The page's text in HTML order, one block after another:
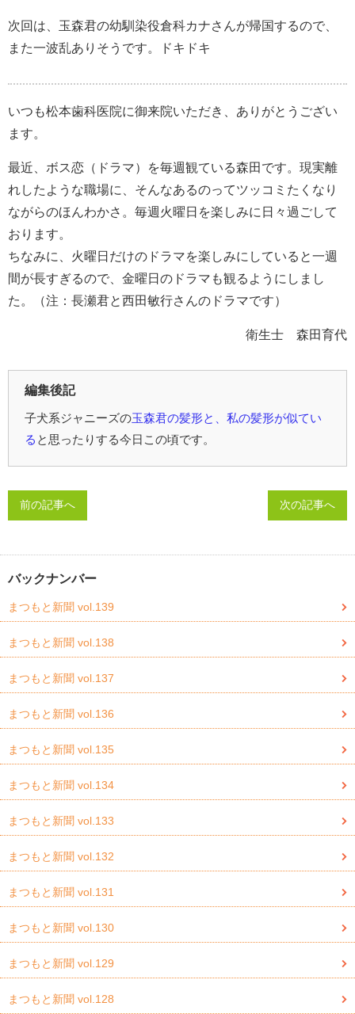
次回は、玉森君の幼馴染役倉科カナさんが帰国するので、
また一波乱ありそうです。ドキドキ
いつも松本歯科医院に御来院いただき、ありがとうござい
ます。
最近、ボス恋（ドラマ）を毎週観ている森田です。現実離
れしたような職場に、そんなあるのってツッコミたくなり
ながらのほんわかさ。毎週火曜日を楽しみに日々過ごして
おります。
ちなみに、火曜日だけのドラマを楽しみにしていると一週
間が長すぎるので、金曜日のドラマも観るようにしまし
た。（注：長瀬君と西田敏行さんのドラマです）
衛生士 森田育代
編集後記
子犬系ジャニーズの玉森君の髪形と、私の髪形が似てい
る と思ったりする今日この頃です。
前の記事へ 次の記事へ
バックナンバー
まつもと新聞 vol.139
まつもと新聞 vol.138
まつもと新聞 vol.137
まつもと新聞 vol.136
まつもと新聞 vol.135
まつもと新聞 vol.134
まつもと新聞 vol.133
まつもと新聞 vol.132
まつもと新聞 vol.131
まつもと新聞 vol.130
まつもと新聞 vol.129
まつもと新聞 vol.128